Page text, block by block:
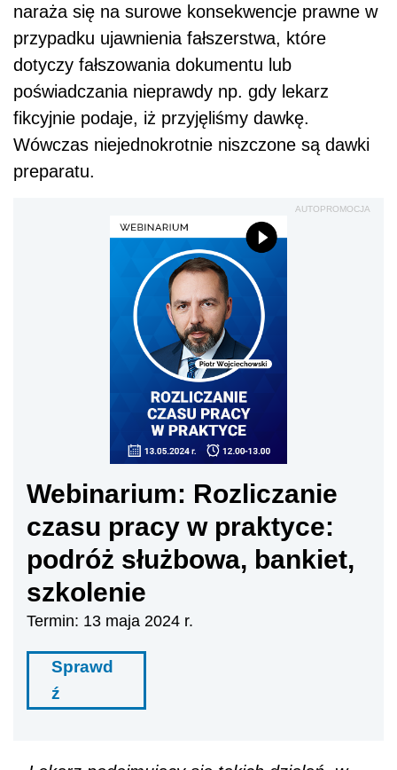
naraża się na surowe konsekwencje prawne w
przypadku ujawnienia fałszerstwa, które
dotyczy fałszowania dokumentu lub
poświadczania nieprawdy np. gdy lekarz
fikcyjnie podaje, iż przyjęliśmy dawkę.
Wówczas niejednokrotnie niszczone są dawki
preparatu.
AUTOPROMOCJA
Webinarium: Rozliczanie
czasu pracy w praktyce:
podróż służbowa, bankiet,
szkolenie
Termin: 13 maja 2024 r.
Sprawd
ź